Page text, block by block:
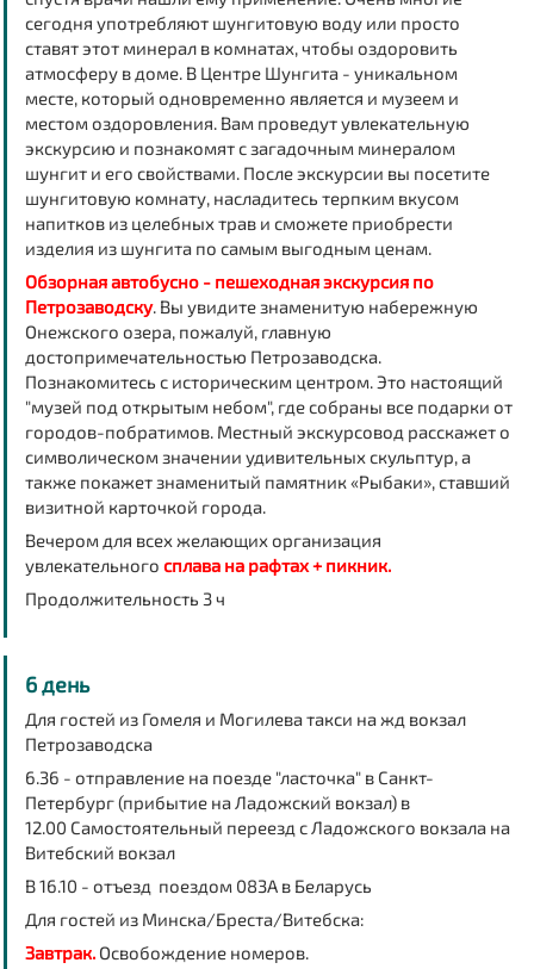
сегодня употребляют шунгитовую воду или просто
ставят этот минерал в комнатах, чтобы оздоровить
атмосферу в доме. В Центре Шунгита - уникальном
месте, который одновременно является и музеем и
местом оздоровления. Вам проведут увлекательную
экскурсию и познакомят с загадочным минералом
шунгит и его свойствами. После экскурсии вы посетите
шунгитовую комнату, насладитесь терпким вкусом
напитков из целебных трав и сможете приобрести
изделия из шунгита по самым выгодным ценам.
Обзорная автобусно - пешеходная экскурсия по
Петрозаводску.Вы увидите знаменитую набережную
Онежского озера, пожалуй, главную
достопримечательностью Петрозаводска.
Познакомитесь с историческим центром. Это настоящий
"музей под открытым небом", где собраны все подарки от
городов-побратимов. Местный экскурсовод расскажет о
символическом значении удивительных скульптур, а
также покажет знаменитый памятник «Рыбаки», ставший
визитной карточкой города.
Вечером для всех желающих организация
увлекательного сплава на рафтах + пикник.
Продолжительность 3 ч
6 день
Для гостей из Гомеля и Могилева такси на жд вокзал
Петрозаводска
6.36 - отправление на поезде "ласточка" в Санкт-
Петербург (прибытие на Ладожский вокзал) в
12.00 Самостоятельный переезд с Ладожского вокзала на
Витебский вокзал
В 16.10 - отъезд поездом 083А в Беларусь
Для гостей из Минска/Бреста/Витебска:
Завтрак.Освобождение номеров.